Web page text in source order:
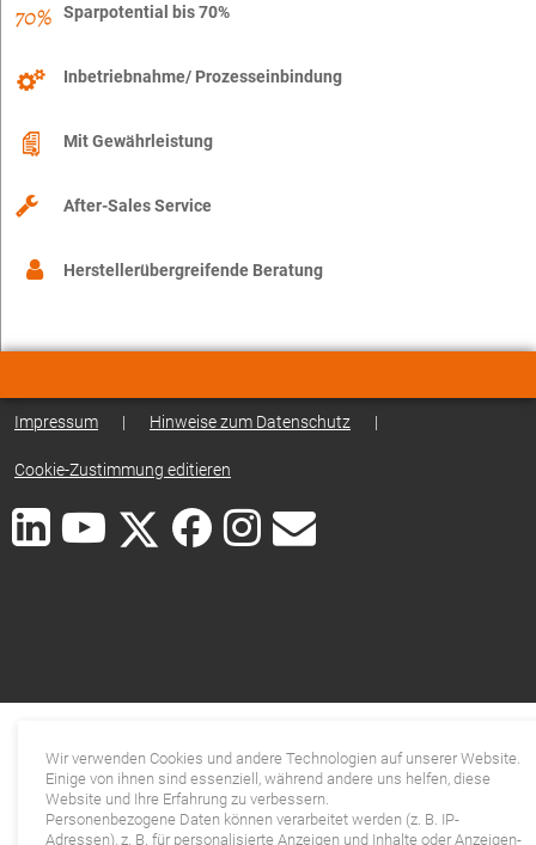
Sparpotential bis 70%
Inbetriebnahme/ Prozesseinbindung
Mit Gewährleistung
After-Sales Service
Herstellerübergreifende Beratung
Impressum | Hinweise zum Datenschutz |
Cookie-Zustimmung editieren
Wir verwenden Cookies und andere Technologien auf unserer Website.
Einige von ihnen sind essenziell, während andere uns helfen, diese
Website und Ihre Erfahrung zu verbessern.
Personenbezogene Daten können verarbeitet werden (z. B. IP-
Adressen), z. B. für personalisierte Anzeigen und Inhalte oder Anzeigen-